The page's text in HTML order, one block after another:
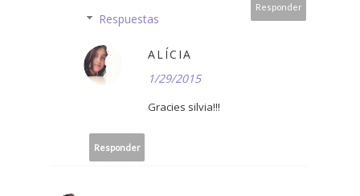
Responder
Respuestas
ALÍCIA
1/29/2015
Gracies silvia!!!
Responder